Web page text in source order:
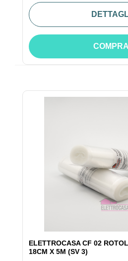
COMPRA
ELETTROCASA CF 02
18CM X 5M (SV 3)